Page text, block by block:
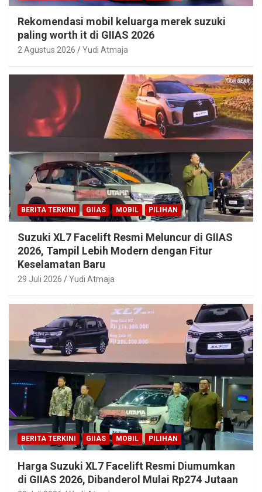
Rekomendasi mobil keluarga merek suzuki
paling worth it di GIIAS 2026
2 Agustus 2026 Yudi Atmaja
BERITA TERKINI GIIAS MOBIL PILIHAN
Suzuki XL7 Facelift Resmi Meluncur di GIIAS
2026, Tampil Lebih Modern dengan Fitur
Keselamatan Baru
29 Juli 2026 Yudi Atmaja
BERITA TERKINI GIIAS MOBIL PILIHAN
Harga Suzuki XL7 Facelift Resmi Diumumkan
di GIIAS 2026, Dibanderol Mulai Rp274 Jutaan